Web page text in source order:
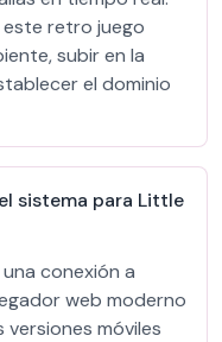
retro juego
subir en la
el dominio
sistema para Little
conexión a
web moderno
versiones móviles